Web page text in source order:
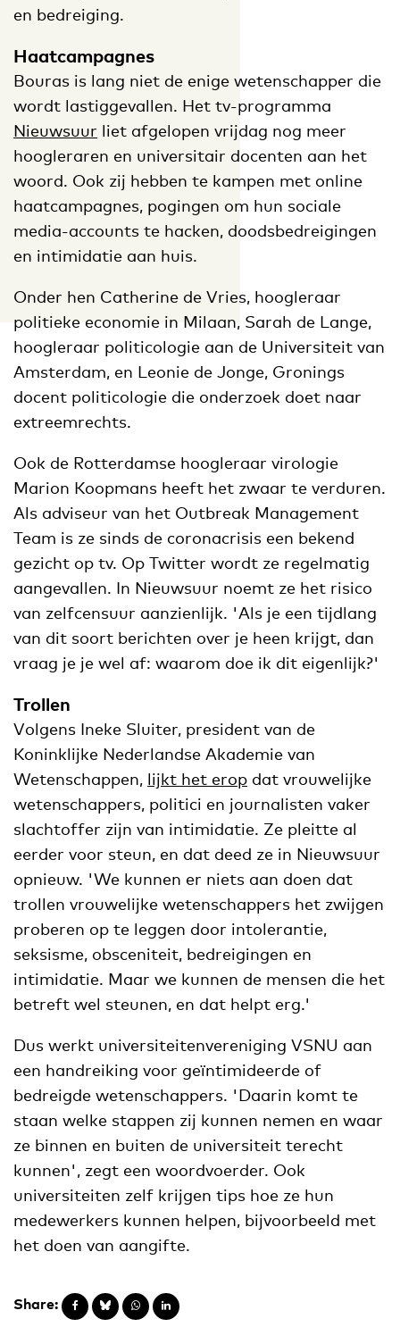
en bedreiging.
Haatcampagnes
Bouras is lang niet de enige wetenschapper die
wordt lastiggevallen. Het tv-programma
Nieuwsuur liet afgelopen vrijdag nog meer
hoogleraren en universitair docenten aan het
woord. Ook zij hebben te kampen met online
haatcampagnes, pogingen om hun sociale
media-accounts te hacken, doodsbedreigingen
en intimidatie aan huis.
Onder hen Catherine de Vries, hoogleraar
politieke economie in Milaan, Sarah de Lange,
hoogleraar politicologie aan de Universiteit van
Amsterdam, en Leonie de Jonge, Gronings
docent politicologie die onderzoek doet naar
extreemrechts.
Ook de Rotterdamse hoogleraar virologie
Marion Koopmans heeft het zwaar te verduren.
Als adviseur van het Outbreak Management
Team is ze sinds de coronacrisis een bekend
gezicht op tv. Op Twitter wordt ze regelmatig
aangevallen. In Nieuwsuur noemt ze het risico
van zelfcensuur aanzienlijk. 'Als je een tijdlang
van dit soort berichten over je heen krijgt, dan
vraag je je wel af: waarom doe ik dit eigenlijk?'
Trollen
Volgens Ineke Sluiter, president van de
Koninklijke Nederlandse Akademie van
Wetenschappen, lijkt het erop dat vrouwelijke
wetenschappers, politici en journalisten vaker
slachtoffer zijn van intimidatie. Ze pleitte al
eerder voor steun, en dat deed ze in Nieuwsuur
opnieuw. 'We kunnen er niets aan doen dat
trollen vrouwelijke wetenschappers het zwijgen
proberen op te leggen door intolerantie,
seksisme, obsceniteit, bedreigingen en
intimidatie. Maar we kunnen de mensen die het
betreft wel steunen, en dat helpt erg.'
Dus werkt universiteitenvereniging VSNU aan
een handreiking voor geïntimideerde of
bedreigde wetenschappers. 'Daarin komt te
staan welke stappen zij kunnen nemen en waar
ze binnen en buiten de universiteit terecht
kunnen', zegt een woordvoerder. Ook
universiteiten zelf krijgen tips hoe ze hun
medewerkers kunnen helpen, bijvoorbeeld met
het doen van aangifte.
Share: